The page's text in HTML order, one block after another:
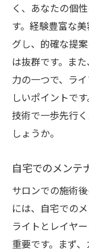
く、あなたの個
す。経験豊富な
グし、的確な提
は抜群です。ま
力の一つで、ラ
しいポイントで
技術で一歩先行
しょうか。
自宅でのメンテ
サロンでの施術
には、自宅での
ライトとレイヤ
重要です。まず